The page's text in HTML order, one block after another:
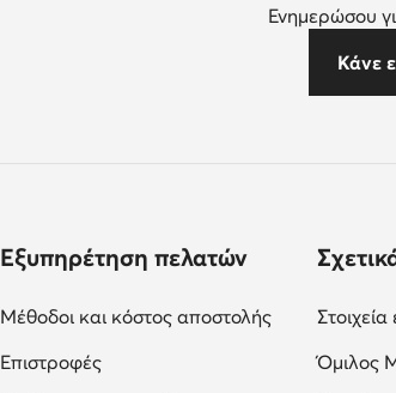
Ενημερώσου
Κάνε
Εξυπηρέτηση πελατών
Μέθοδοι και κόστος αποστολής
Επιστροφές
Στοιχεία
Όμιλος